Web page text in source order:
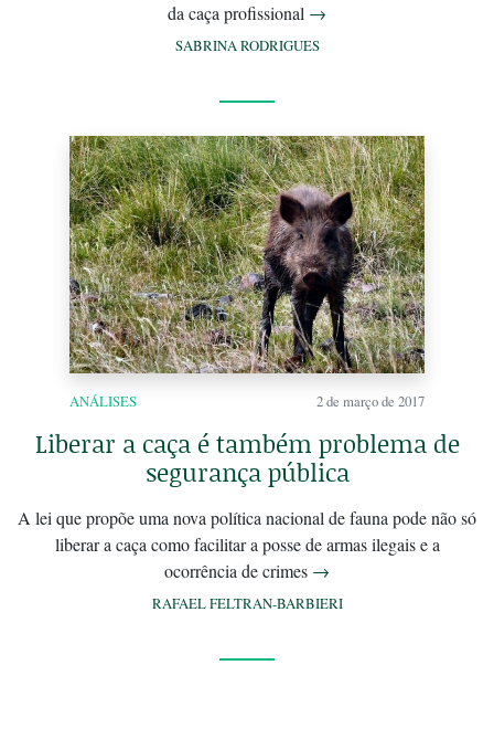
da caça profissional →
SABRINA RODRIGUES
ANÁLISES 2 de março de 2017
Liberar a caça é também problema de
segurança pública
A lei que propõe uma nova política nacional de fauna pode não só
liberar a caça como facilitar a posse de armas ilegais e a
ocorrência de crimes →
RAFAEL FELTRAN-BARBIERI